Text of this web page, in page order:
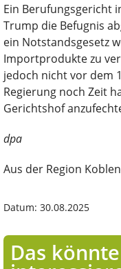
Ein Berufungsgericht
Trump die Befugnis
ein Notstandsgesetz
Importprodukte zu
jedoch nicht vor dem
Regierung noch Zeit
Gerichtshof
dpa
Aus der Region
Datum: 30.08.2025
Das